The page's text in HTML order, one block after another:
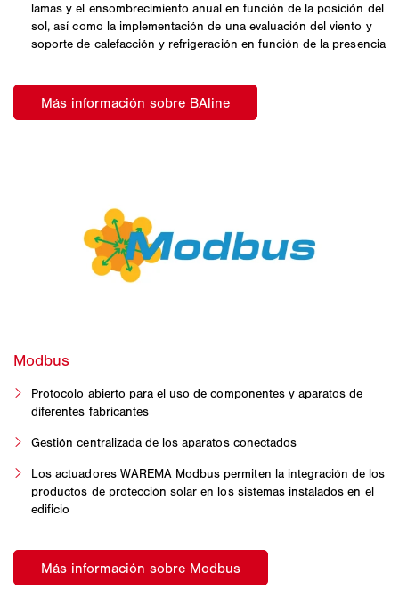
lamas y el ensombrecimiento anual en función de la posición del
sol, así como la implementación de una evaluación del viento y
soporte de calefacción y refrigeración en función de la presencia
Protocolo abierto para el uso de componentes y aparatos de
diferentes fabricantes
Gestión centralizada de los aparatos conectados
Los actuadores WAREMA Modbus permiten la integración de los
productos de protección solar en los sistemas instalados en el
edificio